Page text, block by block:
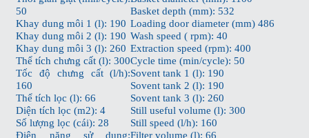
50
Khay dung môi 1 (l): 190
Khay dung môi 2 (l): 190
Khay dung môi 3 (l): 260
Thể tích chưng cất (l): 300
Tốc độ chưng cất (l/h):
160
Thể tích lọc (l): 66
Diện tích lọc (m2): 4
Số lượng lọc (cái): 28
Điện năng sử dụng:
Basket depth (mm): 532
Loading door diameter (mm) 486
Wash speed ( rpm): 40
Extraction speed (rpm): 400
Cycle time (min/cycle): 50
Sovent tank 1 (l): 190
Sovent tank 2 (l): 190
Sovent tank 3 (l): 260
Still useful volume (l): 300
Still speed (l/h): 160
Filter volume (l): 66